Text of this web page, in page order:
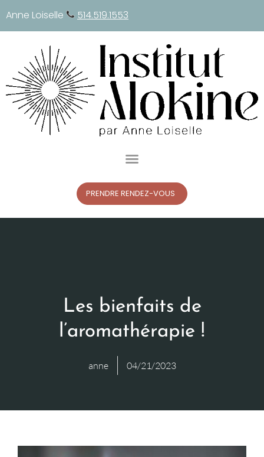
Anne Loiselle 514.519.1553
PRENDRE RENDEZ-VOUS
Les bienfaits de
l’aromathérapie !
anne 04/21/2023